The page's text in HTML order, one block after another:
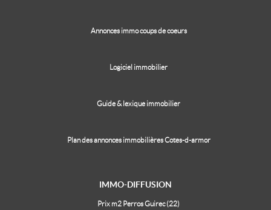
Annonces immo coups de coeurs
Logiciel immobilier
Guide & lexique immobilier
Plan des annonces immobilières Cotes-d-armor
IMMO-DIFFUSION
Prix m2 Perros Guirec (22)